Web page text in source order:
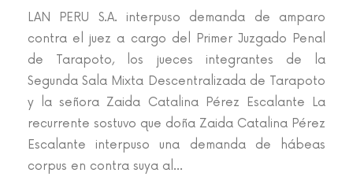
LAN PERU S.A. interpuso demanda de amparo
contra el juez a cargo del Primer Juzgado Penal
de Tarapoto, los jueces integrantes de la
Segunda Sala Mixta Descentralizada de Tarapoto
y la señora Zaida Catalina Pérez Escalante La
recurrente sostuvo que doña Zaida Catalina Pérez
Escalante interpuso una demanda de hábeas
corpus en contra suya al...